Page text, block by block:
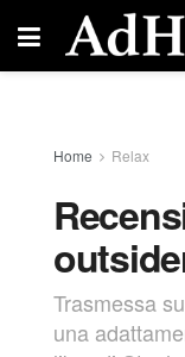
Home Relax
Trasmessa
una